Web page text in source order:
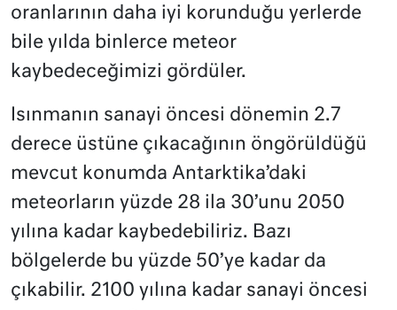
oranlarının daha iyi korunduğu yerlerde
bile yılda binlerce meteor
kaybedeceğimizi gördüler.
Isınmanın sanayi öncesi dönemin 2.7
derece üstüne çıkacağının öngörüldüğü
mevcut konumda Antarktika’daki
meteorların yüzde 28 ila 30’unu 2050
yılına kadar kaybedebiliriz. Bazı
bölgelerde bu yüzde 50’ye kadar da
çıkabilir. 2100 yılına kadar sanayi öncesi